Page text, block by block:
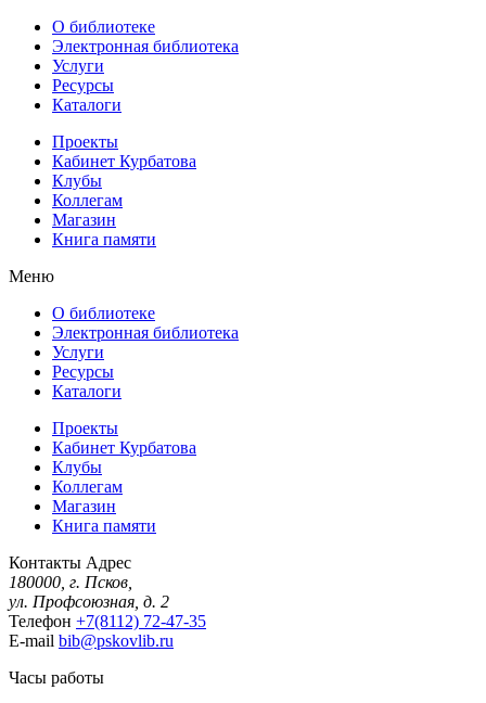
О библиотеке
Электронная библиотека
Услуги
Ресурсы
Каталоги
Проекты
Кабинет Курбатова
Клубы
Коллегам
Магазин
Книга памяти
Меню
О библиотеке
Электронная библиотека
Услуги
Ресурсы
Каталоги
Проекты
Кабинет Курбатова
Клубы
Коллегам
Магазин
Книга памяти
Контакты Адрес
180000, г. Псков,
ул. Профсоюзная, д. 2
Телефон +7(8112) 72-47-35
E-mail bib@pskovlib.ru
Часы работы